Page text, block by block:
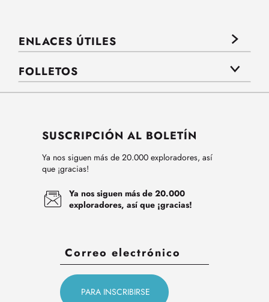
ENLACES ÚTILES
FOLLETOS
SUSCRIPCIÓN AL BOLETÍN
Ya nos siguen más de 20.000 exploradores, así
que ¡gracias!
Ya nos siguen más de 20.000
exploradores, así que ¡gracias!